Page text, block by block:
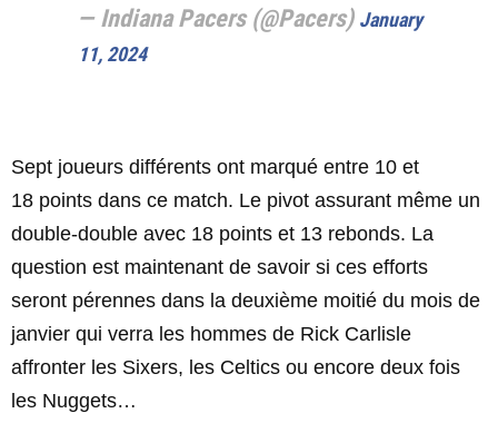
— Indiana Pacers (@Pacers) January
11, 2024
Sept joueurs différents ont marqué entre 10 et
18 points dans ce match. Le pivot assurant même un
double-double avec 18 points et 13 rebonds. La
question est maintenant de savoir si ces efforts
seront pérennes dans la deuxième moitié du mois de
janvier qui verra les hommes de Rick Carlisle
affronter les Sixers, les Celtics ou encore deux fois
les Nuggets…